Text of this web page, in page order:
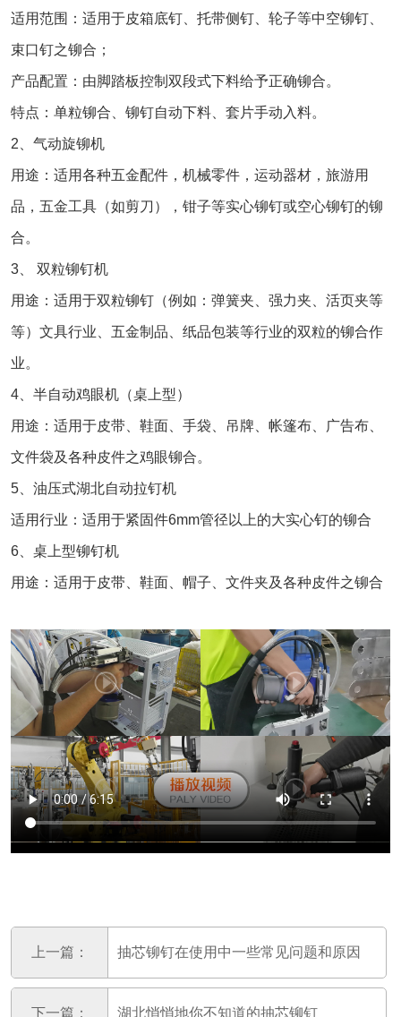
适用范围：适用于皮箱底钉、托带侧钉、轮子等中空铆钉、
束口钉之铆合；
产品配置：由脚踏板控制双段式下料给予正确铆合。
特点：单粒铆合、铆钉自动下料、套片手动入料。
2、气动旋铆机
用途：适用各种五金配件，机械零件，运动器材，旅游用
品，五金工具（如剪刀），钳子等实心铆钉或空心铆钉的铆
合。
3、 双粒铆钉机
用途：适用于双粒铆钉（例如：弹簧夹、强力夹、活页夹等
等）文具行业、五金制品、纸品包装等行业的双粒的铆合作
业。
4、半自动鸡眼机（桌上型）
用途：适用于皮带、鞋面、手袋、吊牌、帐篷布、广告布、
文件袋及各种皮件之鸡眼铆合。
5、油压式湖北自动拉钉机
适用行业：适用于紧固件6mm管径以上的大实心钉的铆合
6、桌上型铆钉机
用途：适用于皮带、鞋面、帽子、文件夹及各种皮件之铆合
上一篇： 抽芯铆钉在使用中一些常见问题和原因
下一篇： 湖北悄悄地你不知道的抽芯铆钉